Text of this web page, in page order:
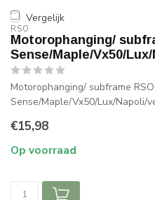
Vergelijk
RSO
Motorophanging/
Sense/Maple/Vx50/
Motorophanging/ subframe RSO
Sense/Maple/Vx50/Lux/Napoli/
€15,98
Op voorraad